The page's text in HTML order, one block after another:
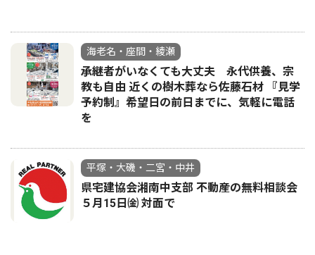
海老名・座間・綾瀬
承継者がいなくても大丈夫 永代供養、宗
教も自由 近くの樹木葬なら佐藤石材 『見学
予約制』希望日の前日までに、気軽に電話
を
平塚・大磯・二宮・中井
県宅建協会湘南中支部 不動産の無料相談会
５月15日㈮ 対面で